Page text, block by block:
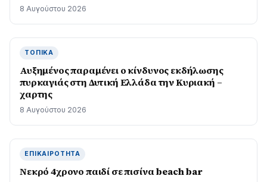
8 Αυγούστου 2026
ΤΟΠΙΚΆ
Αυξημένος παραμένει ο κίνδυνος εκδήλωσης
πυρκαγιάς στη Δυτική Ελλάδα την Κυριακή –
χαρτης
8 Αυγούστου 2026
ΕΠΙΚΑΙΡΌΤΗΤΑ
Νεκρό 4χρονο παιδί σε πισίνα beach bar